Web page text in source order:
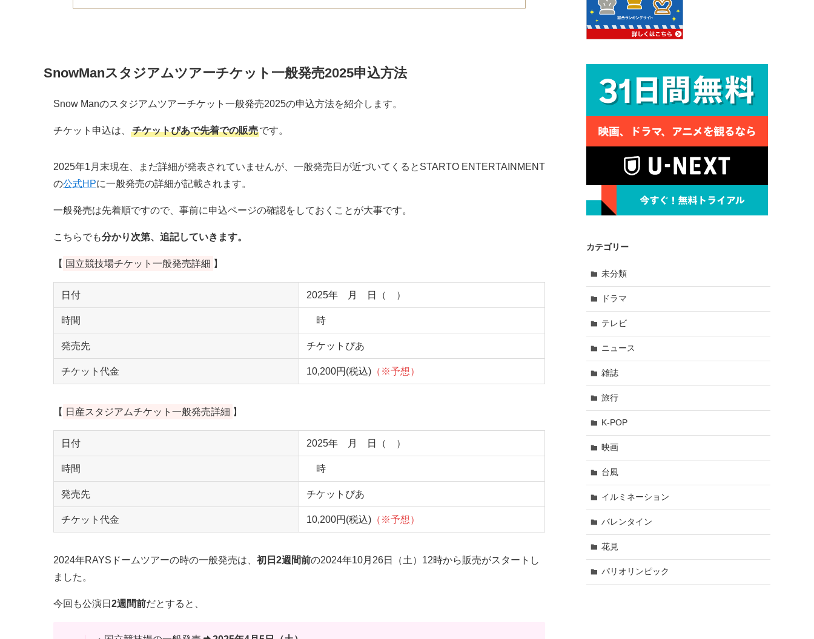
SnowManスタジアムツアーチケット一般発売2025申込方法
Snow Manのスタジアムツアーチケット一般発売2025の申込方法を紹介します。
チケット申込は、 チケットぴあで先着での販売です。
2025年1月末現在、まだ詳細が発表されていませんが、一般発売日が近づいてくるとSTARTO ENTERTAINMENT
の公式HPに一般発売の詳細が記載されます。
一般発売は先着順ですので、事前に申込ページの確認をしておくことが大事です。
こちらでも分かり次第、追記していきます。
【 国立競技場チケット一般発売詳細 】
日付 2025年 月 日（ ）
時間 時
発売先 チケットぴあ
チケット代金 10,200円(税込) （※予想）
【 日産スタジアムチケット一般発売詳細 】
日付 2025年 月 日（ ）
時間 時
発売先 チケットぴあ
チケット代金 10,200円(税込) （※予想）
2024年RAYSドームツアーの時の一般発売は、 初日2週間前の2024年10月26日（土）12時から販売がスタートし
ました。
今回も公演日 2週間前だとすると、
カテゴリー
未分類
ドラマ
テレビ
ニュース
雑誌
旅行
K-POP
映画
台風
イルミネーション
バレンタイン
花見
パリオリンピック